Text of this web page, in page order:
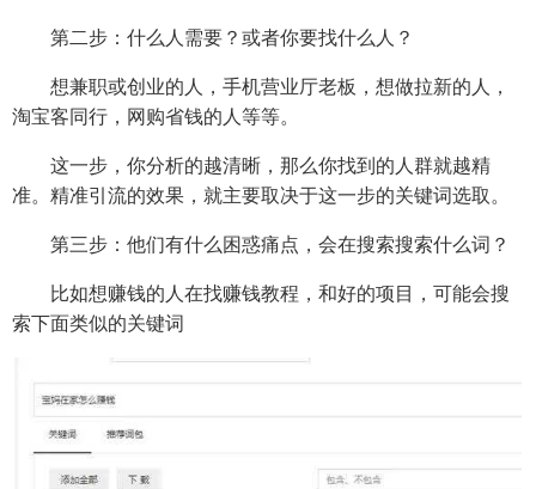
第二步：什么人需要？或者你要找什么人？
想兼职或创业的人，手机营业厅老板，想做拉新的人，
淘宝客同行，网购省钱的人等等。
这一步，你分析的越清晰，那么你找到的人群就越精
准。精准引流的效果，就主要取决于这一步的关键词选取。
第三步：他们有什么困惑痛点，会在搜索搜索什么词？
比如想赚钱的人在找赚钱教程，和好的项目，可能会搜
索下面类似的关键词